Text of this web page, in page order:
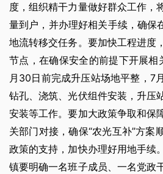
度，组织精干力量做好群众工作，
量到户，并办理好相关手续，确保
地流转移交任务。要加快工程进度
节点，在确保安全的前提下开展
月30日前完成升压站场地平整，7
钻孔、浇筑、光伏组件安装，升压
安装等工作。要加大政策争取和保
关部门对接，确保“农光互补”方案
政策的支持，加快办理好用地手续
镇要明确一名班子成员、一名党政